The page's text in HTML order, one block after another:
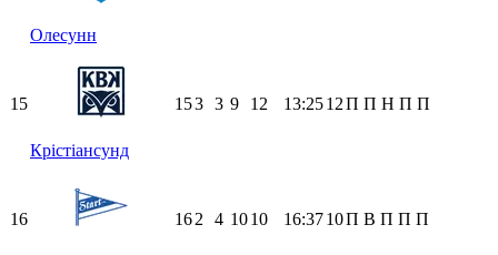
Олесунн
15
Крістіансунд
153 3 9 12 13:2512П П Н П П
16 162 4 1010 16:3710П В П П П